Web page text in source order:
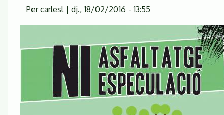
Percarlesl | dj., 18/02/2016 - 13:55